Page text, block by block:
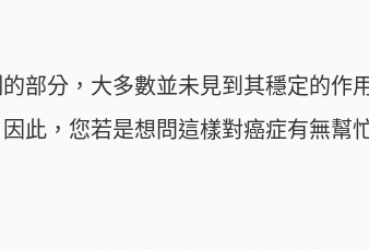
部分，大多數並未見到其穩定的作
因此，您若是想問這樣對癌症有無